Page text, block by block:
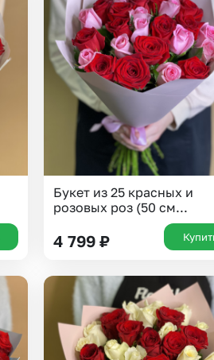
Букет из 25 красных и
розовых роз (50 см...
4 799 ₽